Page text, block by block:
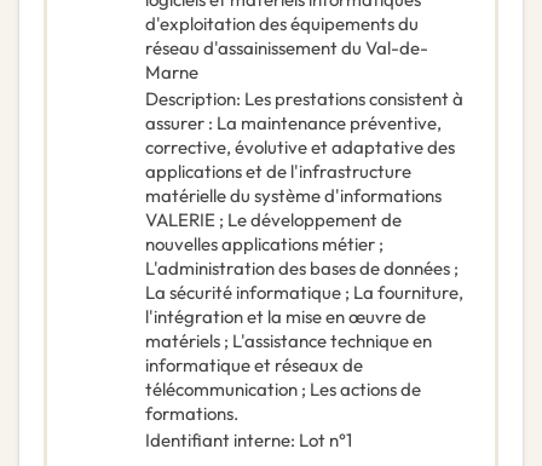
d'exploitation des équipements du
réseau d'assainissement du Val-de-
Marne
Description: Les prestations consistent à
assurer : La maintenance préventive,
corrective, évolutive et adaptative des
applications et de l'infrastructure
matérielle du système d'informations
VALERIE ; Le développement de
nouvelles applications métier ;
L'administration des bases de données ;
La sécurité informatique ; La fourniture,
l'intégration et la mise en œuvre de
matériels ; L'assistance technique en
informatique et réseaux de
télécommunication ; Les actions de
formations.
Identifiant interne: Lot n°1